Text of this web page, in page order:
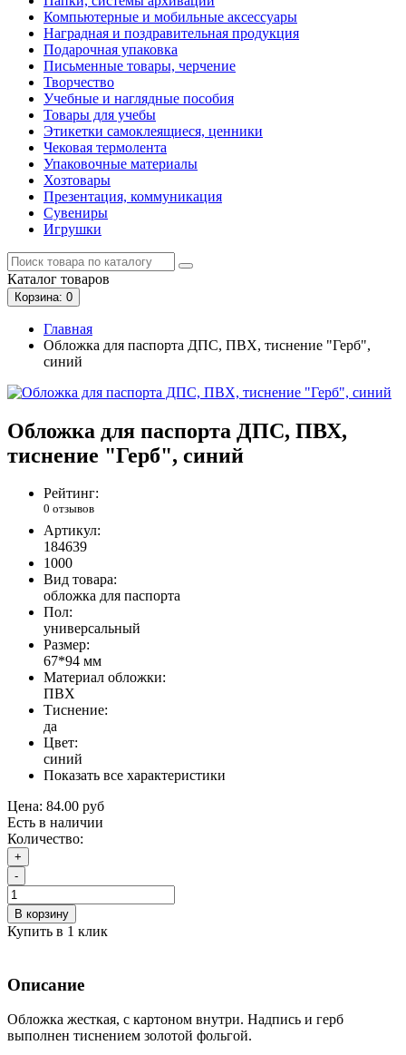
Компьютерные и мобильные аксессуары
Наградная и поздравительная продукция
Подарочная упаковка
Письменные товары, черчение
Творчество
Учебные и наглядные пособия
Товары для учебы
Этикетки самоклеящиеся, ценники
Чековая термолента
Упаковочные материалы
Хозтовары
Презентация, коммуникация
Сувениры
Игрушки
Каталог товаров
Корзина: 0
Главная
Обложка для паспорта ДПС, ПВХ, тиснение "Герб",
синий
Обложка для паспорта ДПС, ПВХ,
тиснение "Герб", синий
Рейтинг:
0 отзывов
Артикул:
184639
1000
Вид товара:
обложка для паспорта
Пол:
универсальный
Размер:
67*94 мм
Материал обложки:
ПВХ
Тиснение:
да
Цвет:
синий
Показать все характеристики
Цена: 84.00 руб
Есть в наличии
Количество:
+
-
В корзину
Купить в 1 клик
Описание
Обложка жесткая, с картоном внутри. Надпись и герб
выполнен тиснением золотой фольгой.